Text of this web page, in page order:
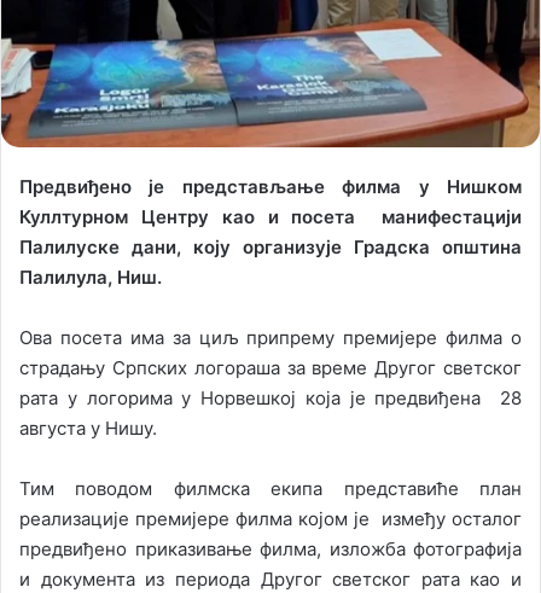
Предвиђено је представљање филма у Нишком
Куллтурном Центру као и посета манифестацији
Палилуске дани, коју организује Градска општина
Палилула, Ниш.
Ова посета има за циљ припрему премијере филма о
страдању Српских логораша за време Другог светског
рата у логорима у Норвешкој која је предвиђена 28
августа у Нишу.
Тим поводом филмска екипа представиће план
реализације премијере филма којом је између осталог
предвиђено приказивање филма, изложба фотографија
и документа из периода Другог светског рата као и